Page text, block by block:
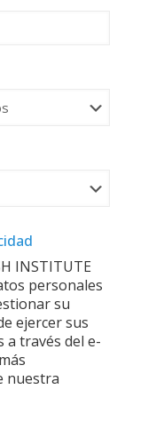
INSTITUTE
personales
su
ejercer sus
a través del e-
nuestra